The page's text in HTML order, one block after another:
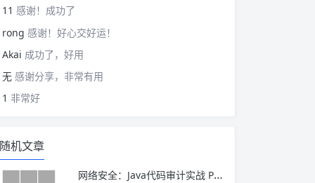
11 感谢！成功了
rong 感谢！好心交好运！
Akai 成功了，好用
无 感谢分享，非常有用
1 非常好
随机文章
网络安全：Java代码审计实战 PDF下载